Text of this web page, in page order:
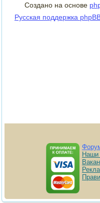
Создано на основе
Русская поддержка
Наши